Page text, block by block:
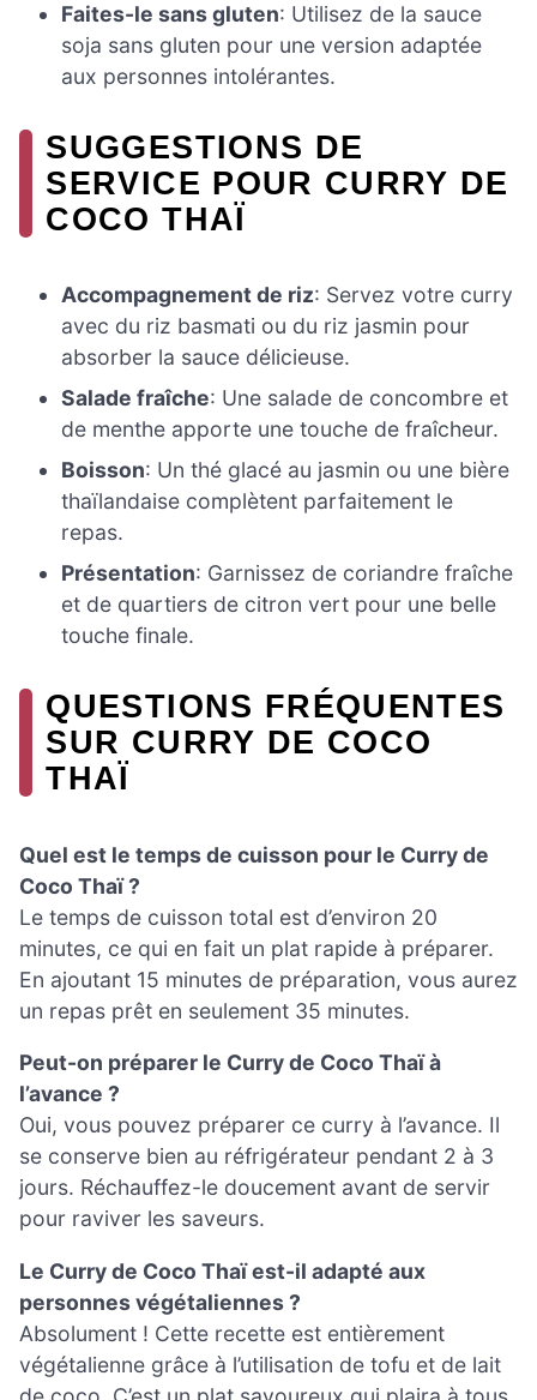
Faites-le sans gluten: Utilisez de la sauce
soja sans gluten pour une version adaptée
aux personnes intolérantes.
SUGGESTIONS DE
SERVICE POUR CURRY DE
COCO THAÏ
Accompagnement de riz: Servez votre curry
avec du riz basmati ou du riz jasmin pour
absorber la sauce délicieuse.
Salade fraîche: Une salade de concombre et
de menthe apporte une touche de fraîcheur.
Boisson: Un thé glacé au jasmin ou une bière
thaïlandaise complètent parfaitement le
repas.
Présentation: Garnissez de coriandre fraîche
et de quartiers de citron vert pour une belle
touche finale.
QUESTIONS FRÉQUENTES
SUR CURRY DE COCO
THAÏ
Quel est le temps de cuisson pour le Curry de
Coco Thaï ?
Le temps de cuisson total est d’environ 20
minutes, ce qui en fait un plat rapide à préparer.
En ajoutant 15 minutes de préparation, vous aurez
un repas prêt en seulement 35 minutes.
Peut-on préparer le Curry de Coco Thaï à
l’avance ?
Oui, vous pouvez préparer ce curry à l’avance. Il
se conserve bien au réfrigérateur pendant 2 à 3
jours. Réchauffez-le doucement avant de servir
pour raviver les saveurs.
Le Curry de Coco Thaï est-il adapté aux
personnes végétaliennes ?
Absolument ! Cette recette est entièrement
végétalienne grâce à l’utilisation de tofu et de lait